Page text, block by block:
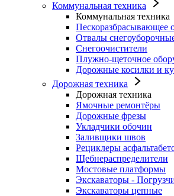
Коммунальная техника
Коммунальная техника
Отвалы
Снегоочистители
Плужно-щеточное
Дорожные косилки и
Дорожная техника
Дорожная техника
Ямочные ремонтёры
Дорожные фрезы
Укладчики обочин
Заливщики швов
Рециклеры
Щебнераспределители
Мостовые платформы
Экскаваторы -
Экскаваторы цепные